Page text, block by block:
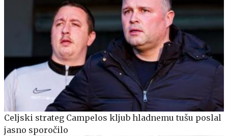
Celjski strateg Campelos kljub hladnemu tušu poslal
jasno sporočilo